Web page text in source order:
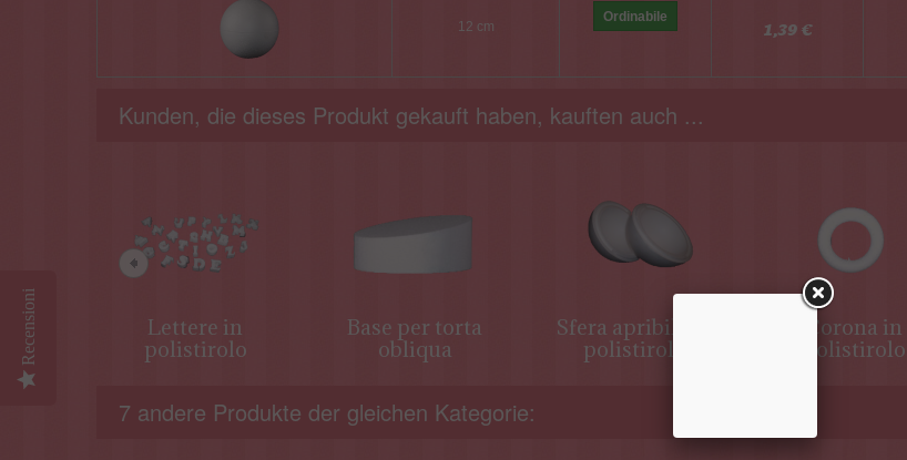
12 cm
Ordinabile
1,39 €
Kunden, die dieses Produkt gekauft haben, kauften auch ...
Lettere in
polistirolo
Base per torta
obliqua
Sfera apribile in
polistirolo
Corona in
polistirolo
7 andere Produkte der gleichen Kategorie:
Recensioni